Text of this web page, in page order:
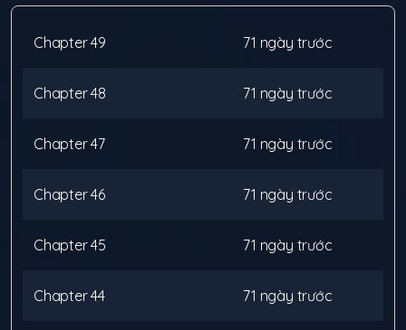
Chapter49 71 ngày trước
Chapter48 71 ngày trước
Chapter47 71 ngày trước
Chapter46 71 ngày trước
Chapter45 71 ngày trước
Chapter44 71 ngày trước